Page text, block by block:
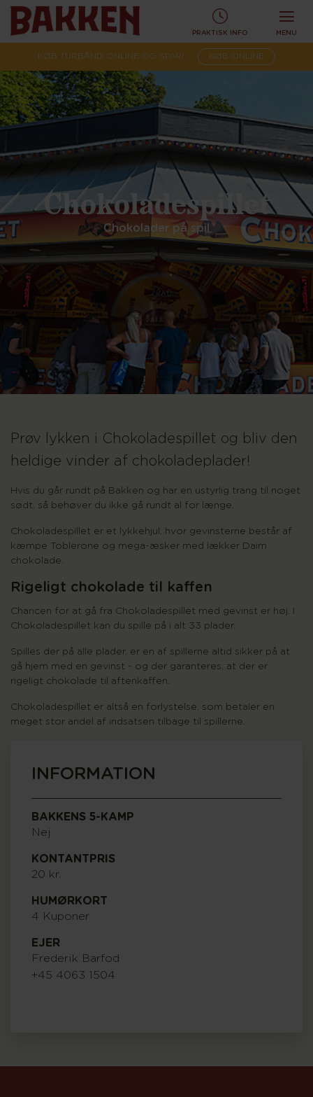
Chokoladespillet
Chokolader på spil
Prøv lykken i Chokoladespillet og bliv den
heldige vinder af chokoladeplader!
Hvis du går rundt på Bakken og har en ustyrlig trang til noget
sødt, så behøver du ikke gå rundt al for længe.
Chokoladespillet er et lykkehjul, hvor gevinsterne består af
kæmpe Toblerone og mega-æsker med lækker Daim
chokolade.
Rigeligt chokolade til kaffen
Chancen for at gå fra Chokoladespillet med gevinst er høj. I
Chokoladespillet kan du spille på i alt 33 plader.
Spilles der på alle plader, er en af spillerne altid sikker på at
gå hjem med en gevinst - og der garanteres, at der er
rigeligt chokolade til aftenkaffen.
Chokoladespillet er altså en forlystelse, som betaler en
meget stor andel af indsatsen tilbage til spillerne.
INFORMATION
BAKKENS 5-KAMP
Nej
KONTANTPRIS
20 kr.
HUMØRKORT
4 Kuponer
EJER
Frederik Barfod
+45 4063 1504
PRAKTISK INFO MENU
KØB TURBÅND ONLINE OG SPAR! KØB ONLINE